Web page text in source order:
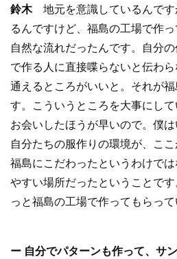
鈴木 地元を意識しているんで
るんですけど、福島の工場で作
自然な流れだったんです。自分
で作る人に直接喋らないと伝わ
通えるところがいいと。それが
す。こういうところを大事にし
お会いしたほうが早いので。僕は
自分たちの服作りの環境が、こ
福島にこだわったというわけで
やすい場所だったということで
っと福島の工場で作ってもらって
ー 自分でパターンも作って、サ